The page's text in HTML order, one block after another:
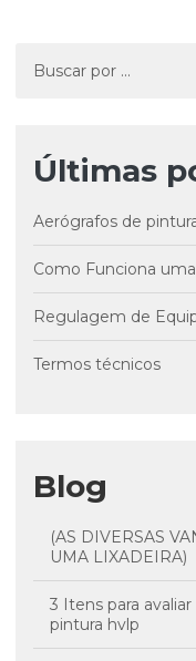
Últimas
Aerógrafos de
Como Funciona
Regulagem de
Termos técnicos
Blog
(AS DIVERSAS
UMA LIXADEIRA)
3 Itens para
pintura hvlp